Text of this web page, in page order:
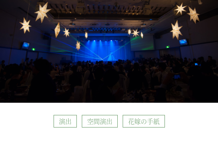
演出 空間演出 花嫁の手紙